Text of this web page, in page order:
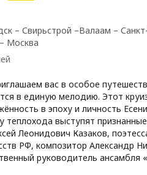
– Свирьстрой –Валаам –
Москва
вас в особое
в единую мелодию. Этот
в эпоху и личность
выступят
Леонидович Казаков,
РФ, композитор Александр
руководитель ансамбля